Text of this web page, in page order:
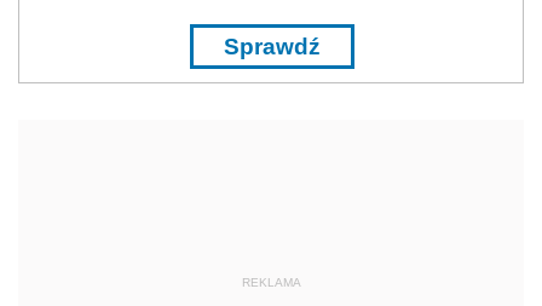
Sprawdź
REKLAMA